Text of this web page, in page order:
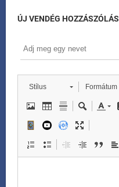
ÚJ VENDÉG HOZZÁSZÓLÁS
Stílus Formátum